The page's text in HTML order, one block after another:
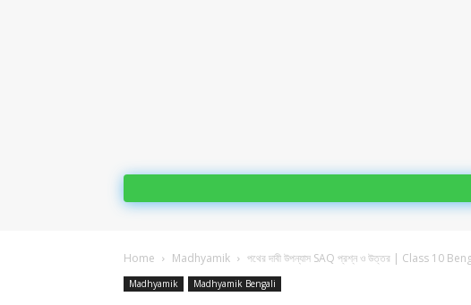
Home Madhyamik পথের দাবী উপন্যাস SAQ প্রশ্ন ও উত্তর | Class 10
Madhyamik Madhyamik Bengali